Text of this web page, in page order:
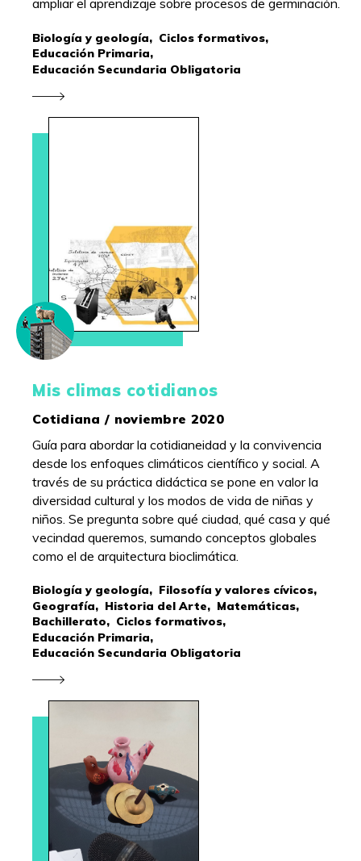
ampliar el aprendizaje sobre procesos de germinación.
Biología y geología, Ciclos formativos,
Educación Primaria,
Educación Secundaria Obligatoria
Mis climas cotidianos
Cotidiana / noviembre 2020
Guía para abordar la cotidianeidad y la convivencia
desde los enfoques climáticos científico y social. A
través de su práctica didáctica se pone en valor la
diversidad cultural y los modos de vida de niñas y
niños. Se pregunta sobre qué ciudad, qué casa y qué
vecindad queremos, sumando conceptos globales
como el de arquitectura bioclimática.
Biología y geología, Filosofía y valores cívicos,
Geografía, Historia del Arte, Matemáticas,
Bachillerato, Ciclos formativos,
Educación Primaria,
Educación Secundaria Obligatoria